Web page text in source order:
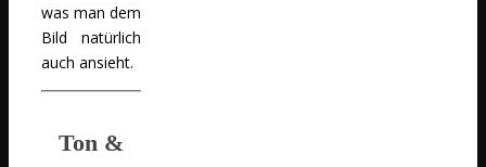
was man dem
Bild natürlich
auch ansieht.
Ton &